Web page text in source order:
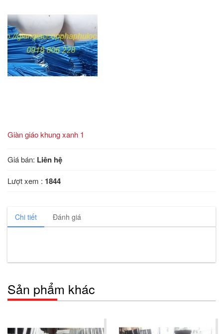
Giàn giáo khung xanh 1
Giá bán: Liên hệ
Lượt xem : 1844
Chi tiết Đánh giá
Sản phẩm khác